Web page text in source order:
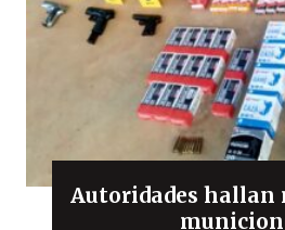
Autoridades hallan